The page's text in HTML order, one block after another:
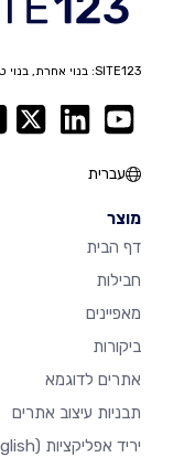
SITE123: בנוי אחרת, בנוי טוב יותר.
עברית
מוצר
דף הבית
חבילות
מאפיינים
ביקורות
אתרים לדוגמא
תבניות עיצוב אתרים
יריד אפליקציות (English)